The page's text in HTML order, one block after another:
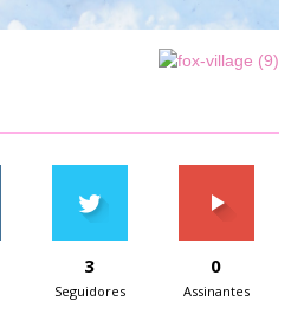
3
Seguidores
0
Assinantes